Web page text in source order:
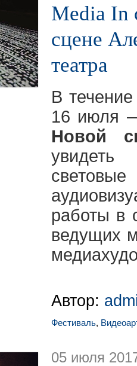
Media In
сцене
театра
В
16 июля
Новой
работы в
ведущих
Автор:
Фестиваль,
05 июля